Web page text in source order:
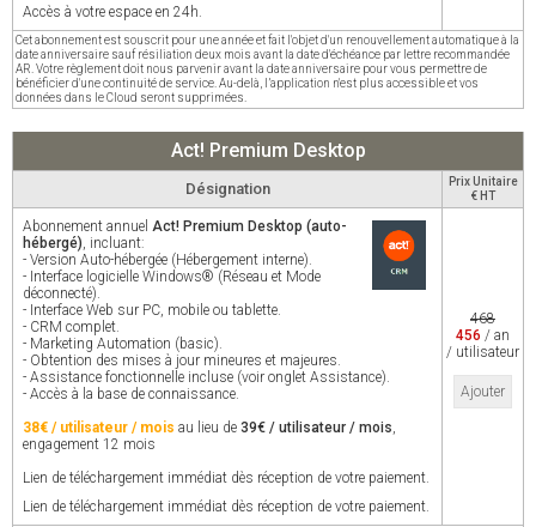
Accès à votre espace en 24h.
Cet abonnement est souscrit pour une année et fait l'objet d'un renouvellement automatique à la
date anniversaire sauf résiliation deux mois avant la date d'échéance par lettre recommandée
AR. Votre règlement doit nous parvenir avant la date anniversaire pour vous permettre de
bénéficier d'une continuité de service. Au-delà, l’application n'est plus accessible et vos
données dans le Cloud seront supprimées.
Act! Premium Desktop
Désignation
Prix Unitaire
€ HT
Abonnement annuel Act! Premium Desktop (auto-
hébergé), incluant:
- Version Auto-hébergée (Hébergement interne).
- Interface logicielle Windows® (Réseau et Mode
déconnecté).
- Interface Web sur PC, mobile ou tablette.
- CRM complet.
- Marketing Automation (basic).
- Obtention des mises à jour mineures et majeures.
- Assistance fonctionnelle incluse (voir onglet Assistance).
- Accès à la base de connaissance.
38€ / utilisateur / mois au lieu de 39€ / utilisateur / mois,
engagement 12 mois
Lien de téléchargement immédiat dès réception de votre paiement.
Lien de téléchargement immédiat dès réception de votre paiement.
468
456 / an
/ utilisateur
Ajouter